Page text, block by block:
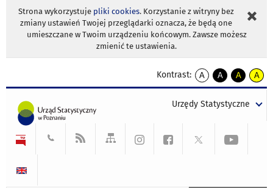
Strona wykorzystuje pliki cookies. Korzystanie z witryny bez
zmiany ustawień Twojej przeglądarki oznacza, że będą one
umieszczane w Twoim urządzeniu końcowym. Zawsze możesz
zmienić te ustawienia.
Kontrast:
A
kontrast
A
kontrast
tekst
czarnym
A
kontrast
tekst
czarnym
A
tekst
żółtym
Urzędy Statystyczne